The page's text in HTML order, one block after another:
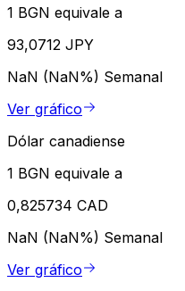
1 BGN equivale a
93,0712 JPY
NaN (NaN%) Semanal
Ver gráfico
Dólar canadiense
1 BGN equivale a
0,825734 CAD
NaN (NaN%) Semanal
Ver gráfico